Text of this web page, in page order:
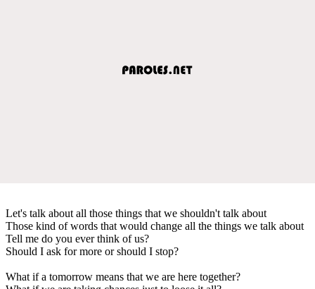
Let's talk about all those things that we shouldn't talk about
Those kind of words that would change all the things we talk about
Tell me do you ever think of us?
Should I ask for more or should I stop?
What if a tomorrow means that we are here together?